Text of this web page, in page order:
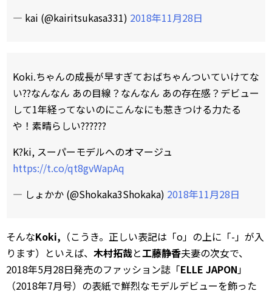
— kai (@kairitsukasa331) 2018年11月28日
Koki.ちゃんの成長が早すぎておばちゃんついていけてな
い??なんなん あの目線？なんなん あの存在感？デビュー
して1年経ってないのにこんなにも惹きつける力たる
や！素晴らしい??????
K?ki, スーパーモデルへのオマージュ
https://t.co/qt8gvWapAq
— しょかか (@Shokaka3Shokaka) 2018年11月28日
そんなKoki, （こうき。正しい表記は「o」の上に「-」が入
ります）といえば、 木村拓哉と工藤静香夫妻の次女で、
2018年5月28日発売のファッション誌「ELLE JAPON」
（2018年7月号）の表紙で鮮烈なモデルデビューを飾った